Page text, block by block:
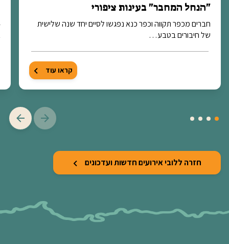
"הנחל המחבר" בעינות ציפורי
חברים מכפר תקווה וכפר כנא נפגשו לסיים יחד שנה שלישית
של חיבורים בטבע…
קראו עוד
חזרה ללובי אירועים חדשות ועדכונים